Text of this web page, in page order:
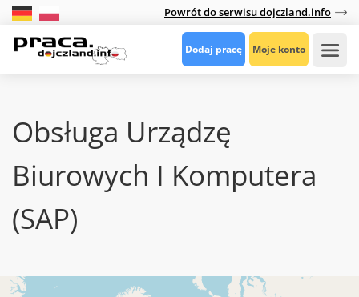
Powrót do serwisu dojczland.info
Dodaj pracę Moje konto
Obsługa Urządzę
Biurowych I Komputera
(SAP)